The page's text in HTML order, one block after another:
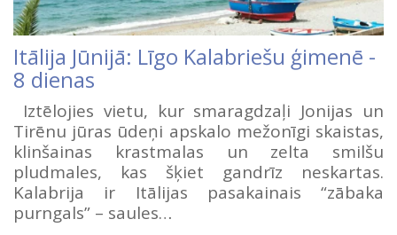
Itālija Jūnijā: Līgo Kalabriešu ģimenē -
8 dienas
Iztēlojies vietu, kur smaragdzaļi Jonijas un
Tirēnu jūras ūdeņi apskalo mežonīgi skaistas,
klinšainas krastmalas un zelta smilšu
pludmales, kas šķiet gandrīz neskartas.
Kalabrija ir Itālijas pasakainais “zābaka
purngals” – saules…